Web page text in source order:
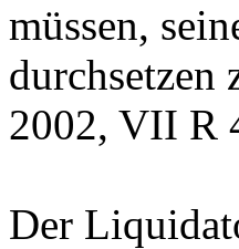
müssen,
durchsetzen
2002, VII R
Der